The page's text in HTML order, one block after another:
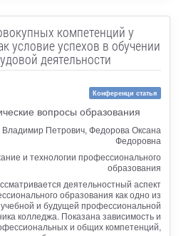
компетенций у
условие успехов в обучении
деятельности
Конференци статья
вопросы образования
Владимир Петрович, Федорова Оксана
Федоровна
и технологии профессионального
образования
деятельностный аспект
образования как одно из
и будущей профессиональной
колледжа. Показана зависимость и
и общих компетенций,